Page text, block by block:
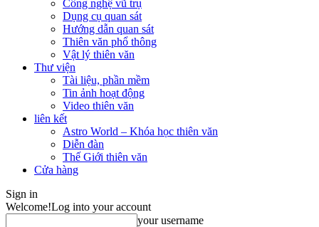
Công nghệ vũ trụ
Dụng cụ quan sát
Hướng dẫn quan sát
Thiên văn phổ thông
Vật lý thiên văn
Thư viện
Tài liệu, phần mềm
Tin ảnh hoạt động
Video thiên văn
liên kết
Astro World – Khóa học thiên văn
Diễn đàn
Thế Giới thiên văn
Cửa hàng
Sign in
Welcome!Log into your account
your username